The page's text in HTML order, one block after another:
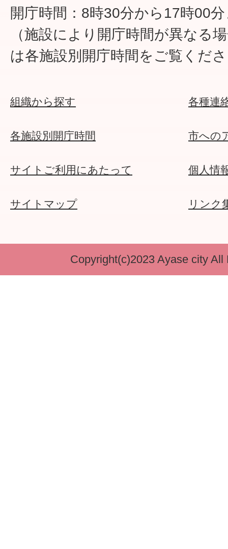
開庁時間：8時30分から17時00
（施設により開庁時間が異なる
は各施設別開庁時間をご覧くだ
組織から探す 各種連
各施設別開庁時間 市への
サイトご利用にあたって 個人情
サイトマップ リンク
Copyright(c)2023 Ayase city